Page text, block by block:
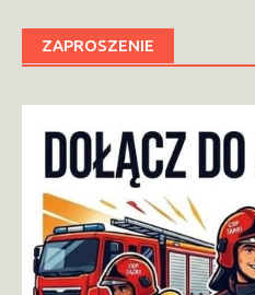
ZAPROSZENIE